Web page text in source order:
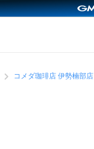
コメダ珈琲店 伊勢楠部店